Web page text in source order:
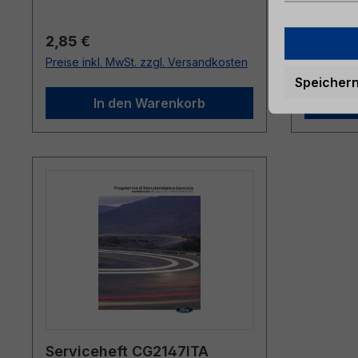
Regulärer Preis:
2,85 €
Preise inkl. MwSt. zzgl. Versandkosten
In den Warenkorb
Preise
Serviceheft CG2147ITA
Speichern